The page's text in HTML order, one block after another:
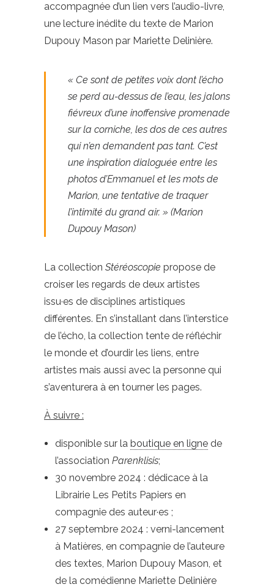
accompagnée d’un lien vers l’audio-livre,
une lecture inédite du texte de Marion
Dupouy Mason par Mariette Delinière.
« Ce sont de petites voix dont l’écho
se perd au-dessus de l’eau, les jalons
fiévreux d’une inoffensive promenade
sur la corniche, les dos de ces autres
qui n’en demandent pas tant. C’est
une inspiration dialoguée entre les
photos d’Emmanuel et les mots de
Marion, une tentative de traquer
l’intimité du grand air. » (Marion
Dupouy Mason)
La collection Stéréoscopie propose de
croiser les regards de deux artistes
issu·es de disciplines artistiques
différentes. En s’installant dans l’interstice
de l’écho, la collection tente de réfléchir
le monde et d’ourdir les liens, entre
artistes mais aussi avec la personne qui
s’aventurera à en tourner les pages.
À suivre :
disponible sur la boutique en ligne de
l’association Parenklisis;
30 novembre 2024 : dédicace à la
Librairie Les Petits Papiers en
compagnie des auteur·es ;
27 septembre 2024 : verni-lancement
à Matières, en compagnie de l’auteure
des textes, Marion Dupouy Mason, et
de la comédienne Mariette Delinière